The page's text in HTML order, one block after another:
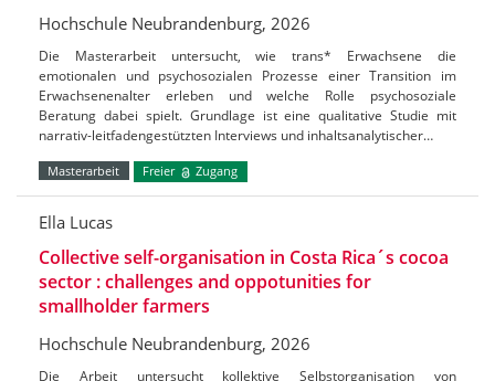
Hochschule Neubrandenburg, 2026
Die Masterarbeit untersucht, wie trans* Erwachsene die
emotionalen und psychosozialen Prozesse einer Transition im
Erwachsenenalter erleben und welche Rolle psychosoziale
Beratung dabei spielt. Grundlage ist eine qualitative Studie mit
narrativ-leitfadengestützten Interviews und inhaltsanalytischer…
Masterarbeit Freier Zugang
Ella Lucas
Collective self-organisation in Costa Rica´s cocoa
sector : challenges and oppotunities for
smallholder farmers
Hochschule Neubrandenburg, 2026
Die Arbeit untersucht kollektive Selbstorganisation von